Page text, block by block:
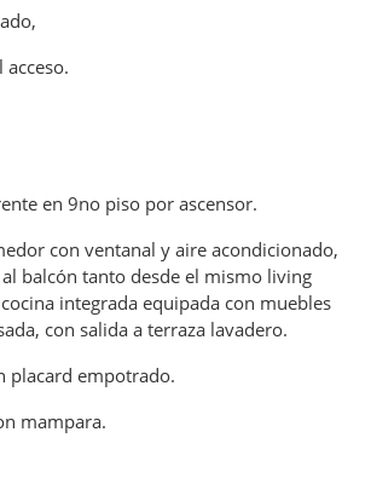
en 9no piso por ascensor.
con ventanal y aire acondicionado,
balcón tanto desde el mismo living
integrada equipada con muebles
con salida a terraza lavadero.
placard empotrado.
mampara.